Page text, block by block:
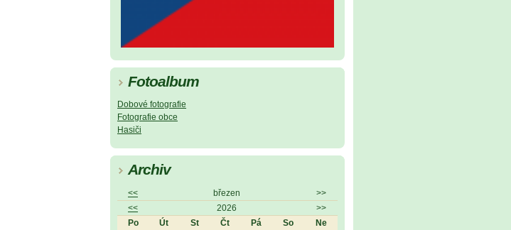
Fotoalbum
Dobové fotografie
Fotografie obce
Hasiči
Archiv
<< březen
>>
<<
2026
>>
Po
Út St Čt Pá So Ne